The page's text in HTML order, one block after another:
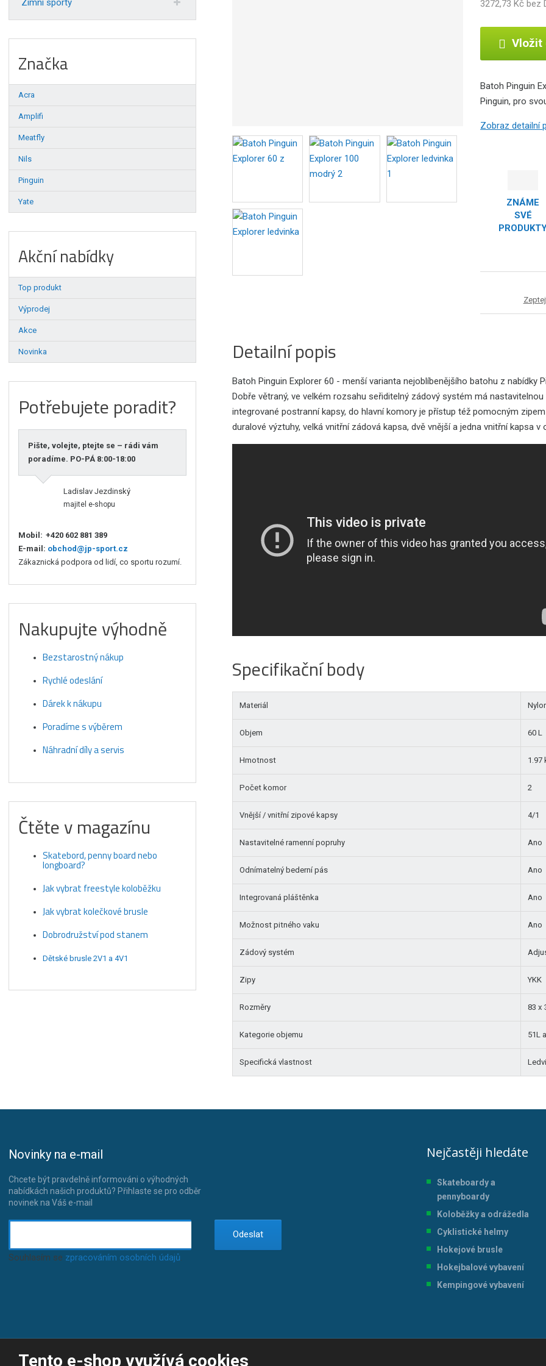
Tento e-shop využívá cookies
3
0
3272,73 Kč bez
Vložit
Batoh Pinguin
Pinguin, pro
Zobraz detailní
ZNÁME
SVÉ
Detailní popis
Batoh Pinguin Explorer 60 - menší varianta nejoblíbenějšího batohu z
Dobře větraný, ve velkém rozsahu seřiditelný zádový systém má
integrované postranní kapsy, do hlavní komory je přístup též pomocným
duralové výztuhy, velká vnitřní zádová kapsa, dvě vnější a jedna vnitřní kapsa v
Specifikační body
Materiál
Objem 60 L
Hmotnost 1.97
Počet komor 2
Vnější / vnitřní zipové kapsy 4/1
Nastavitelné ramenní popruhy Ano
Odnímatelný bederní pás Ano
Integrovaná pláštěnka Ano
Možnost pitného vaku Ano
Zádový systém
Zipy YKK
Rozměry 83 x
Kategorie objemu 51L
Specifická vlastnost
Zimní sporty
Značka
Acra
Amplifi
Meatfly
Nils
Pinguin
Yate
Akční nabídky
Top produkt
Výprodej
Akce
Novinka
Potřebujete poradit?
Pište, volejte, ptejte se – rádi vám
poradíme. PO-PÁ 8:00-18:00
Ladislav Jezdinský
majitel e-shopu
Mobil: +420 602 881 389
E-mail: obchod@jp-sport.cz
Zákaznická podpora od lidí, co sportu rozumí.
Nakupujte výhodně
Bezstarostný nákup
Rychlé odeslání
Dárek k nákupu
Poradíme s výběrem
Náhradní díly a servis
Čtěte v magazínu
Skatebord, penny board nebo
longboard?
Jak vybrat freestyle koloběžku
Jak vybrat kolečkové brusle
Dobrodružství pod stanem
Dětské brusle 2V1 a 4V1
Novinky na e-mail
Chcete být pravdelně informováni o výhodných
nabídkách našich produktů? Přihlaste se pro odběr
novinek na Váš e-mail
Odeslat
Souhlasím se zpracováním osobních údajů.
Nejčastěji hledáte
Skateboardy a
pennyboardy
Koloběžky a odrážedla
Cyklistické helmy
Hokejové brusle
Hokejbalové vybavení
Kempingové vybavení
© 2026, JP-SPORT.CZ SPORTOVNÍ POTŘEBY